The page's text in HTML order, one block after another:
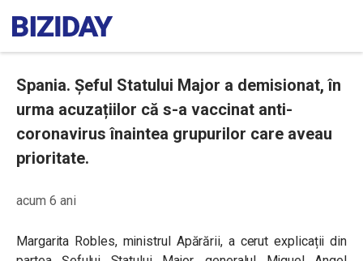
Spania. Șeful Statului Major a demisionat, în
urma acuzațiilor că s-a vaccinat anti-
coronavirus înaintea grupurilor care aveau
prioritate.
acum 6 ani
Margarita Robles, ministrul Apărării, a cerut explicații din